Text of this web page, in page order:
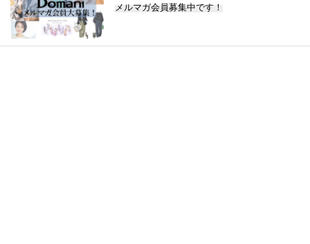
メルマガ会員募集中です！